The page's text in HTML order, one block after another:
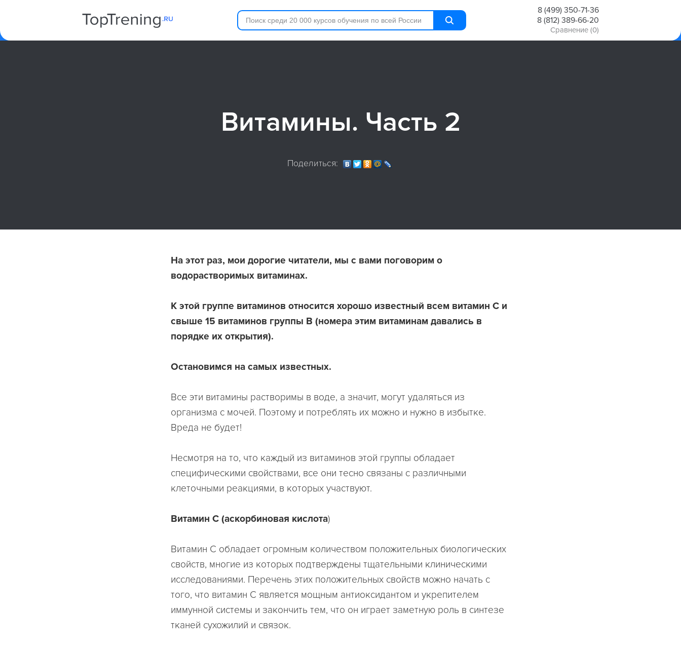
8 (499) 350-71-36
8 (812) 389-66-20
Сравнение (0)
Витамины. Часть 2
Поделиться:
На этот раз, мои дорогие читатели, мы с вами поговорим о
водорастворимых витаминах.
К этой группе витаминов относится хорошо известный всем витамин С и
свыше 15 витаминов группы В (номера этим витаминам давались в
порядке их открытия).
Остановимся на самых известных.
Все эти витамины растворимы в воде, а значит, могут удаляться из
организма с мочей. Поэтому и потреблять их можно и нужно в избытке.
Вреда не будет!
Несмотря на то, что каждый из витаминов этой группы обладает
специфическими свойствами, все они тесно связаны с различными
клеточными реакциями, в которых участвуют.
Витамин С (аскорбиновая кислота)
Витамин С обладает огромным количеством положительных биологических
свойств, многие из которых подтверждены тщательными клиническими
исследованиями. Перечень этих положительных свойств можно начать с
того, что витамин С является мощным антиоксидантом и укрепителем
иммунной системы и закончить тем, что он играет заметную роль в синтезе
тканей сухожилий и связок.